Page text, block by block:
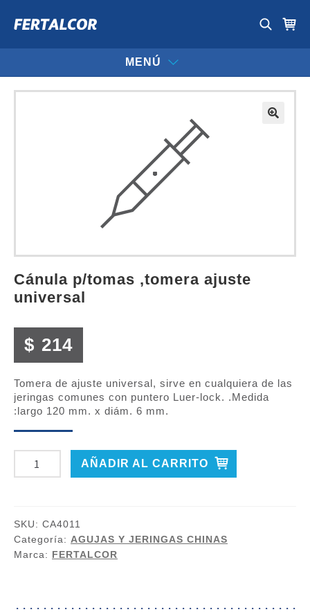
MENÚ
cánula p/tomas ,tomera ajuste
universal
$ 214
Tomera de ajuste universal, sirve en cualquiera de las
jeringas comunes con puntero Luer-lock. .Medida
:largo 120 mm. x diám. 6 mm.
CÁNULA
P/TOMAS
UNIVERSAL
cantidad
AÑADIR AL CARRITO
SKU: CA4011
Categoría: AGUJAS Y JERINGAS CHINAS
Marca: FERTALCOR